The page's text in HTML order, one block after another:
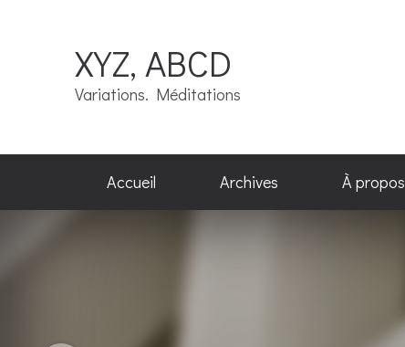
XYZ, ABCD
Variations. Méditations
Accueil Archives À propos